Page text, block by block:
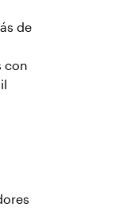
de
con